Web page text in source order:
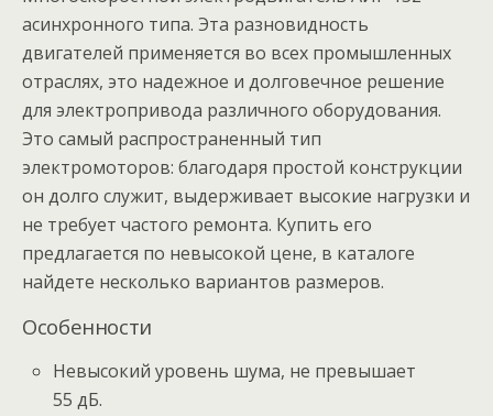
асинхронного типа. Эта разновидность
двигателей применяется во всех промышленных
отраслях, это надежное и долговечное решение
для электропривода различного оборудования.
Это самый распространенный тип
электромоторов: благодаря простой конструкции
он долго служит, выдерживает высокие нагрузки и
не требует частого ремонта. Купить его
предлагается по невысокой цене, в каталоге
найдете несколько вариантов размеров.
Особенности
Невысокий уровень шума, не превышает
55 дБ.